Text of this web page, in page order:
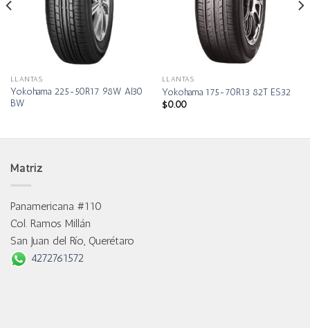
LLANTAS
Yokohama 225-50R17 98W Al30
BW
LLANTAS
Yokohama 175-70R13 82T ES32
$0.00
Matriz
Panamericana #110
Col. Ramos Millán
San Juan del Río, Querétaro
4272761572